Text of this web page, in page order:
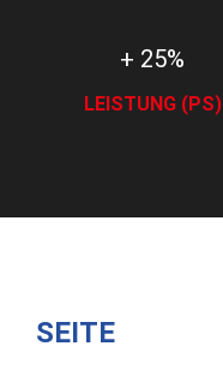
+ 25%
LEISTUNG (PS)
SEITE